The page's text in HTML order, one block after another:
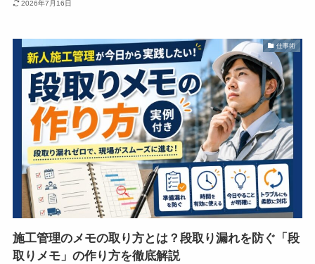
2026年7月16日
仕事術
施工管理のメモの取り方とは？段取り漏れを防ぐ「段
取りメモ」の作り方を徹底解説